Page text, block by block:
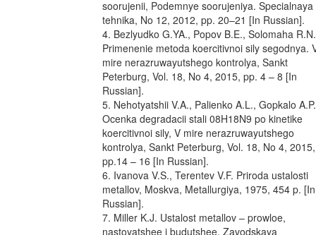
soorujenii, Podemnye soorujeniya. Specialnaya
tehnika, No 12, 2012, pp. 20–21 [In Russian].
4. Bezlyudko G.YA., Popov B.E., Solomaha R.N.
Primenenie metoda koercitivnoi sily segodnya.
mire nerazruwayutshego kontrolya, Sankt
Peterburg, Vol. 18, No 4, 2015, pp. 4 – 8 [In
Russian].
5. Nehotyatshii V.A., Palienko A.L., Gopkalo A.P.
Ocenka degradacii stali 08H18N9 po kinetike
koercitivnoi sily, V mire nerazruwayutshego
kontrolya, Sankt Peterburg, Vol. 18, No 4, 2015,
pp.14 – 16 [In Russian].
6. Ivanova V.S., Terentev V.F. Priroda ustalosti
metallov, Moskva, Metallurgiya, 1975, 454 p. [In
Russian].
7. Miller K.J. Ustalost metallov – prowloe,
nastoyatshee i budutshee, Zavodskaya